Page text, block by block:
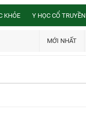
KHỎE Y HỌC CỔ TRUYỀN
MỚI NHẤT